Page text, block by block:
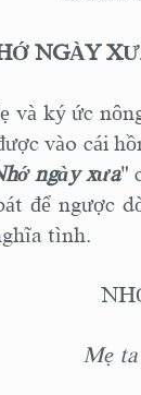
NGÀY
và ký ức
vào cái
ngày xưa"
để ngược
tình.
Mẹ